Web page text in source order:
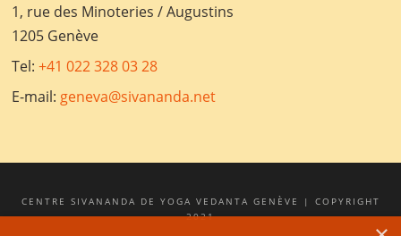
1, rue des Minoteries / Augustins
1205 Genève
Tel:+41 022 328 03 28
E-mail: geneva@sivananda.net
CENTRE SIVANANDA DE YOGA VEDANTA GENÈVE | COPYRIGHT
2021